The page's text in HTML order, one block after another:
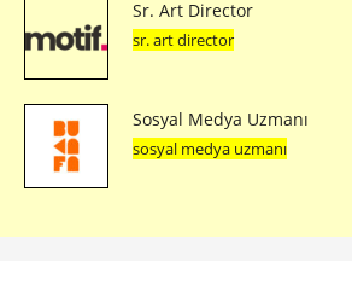
Sr. Art Director
sr. art director
Sosyal Medya Uzmanı
sosyal medya uzmanı